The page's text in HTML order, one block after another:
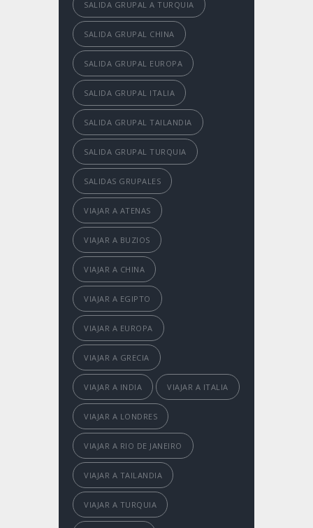
SALIDA GRUPAL A TURQUIA
SALIDA GRUPAL CHINA
SALIDA GRUPAL EUROPA
SALIDA GRUPAL ITALIA
SALIDA GRUPAL TAILANDIA
SALIDA GRUPAL TURQUIA
SALIDAS GRUPALES
VIAJAR A ATENAS
VIAJAR A BUZIOS
VIAJAR A CHINA
VIAJAR A EGIPTO
VIAJAR A EUROPA
VIAJAR A GRECIA
VIAJAR A INDIA VIAJAR A ITALIA
VIAJAR A LONDRES
VIAJAR A RIO DE JANEIRO
VIAJAR A TAILANDIA
VIAJAR A TURQUIA